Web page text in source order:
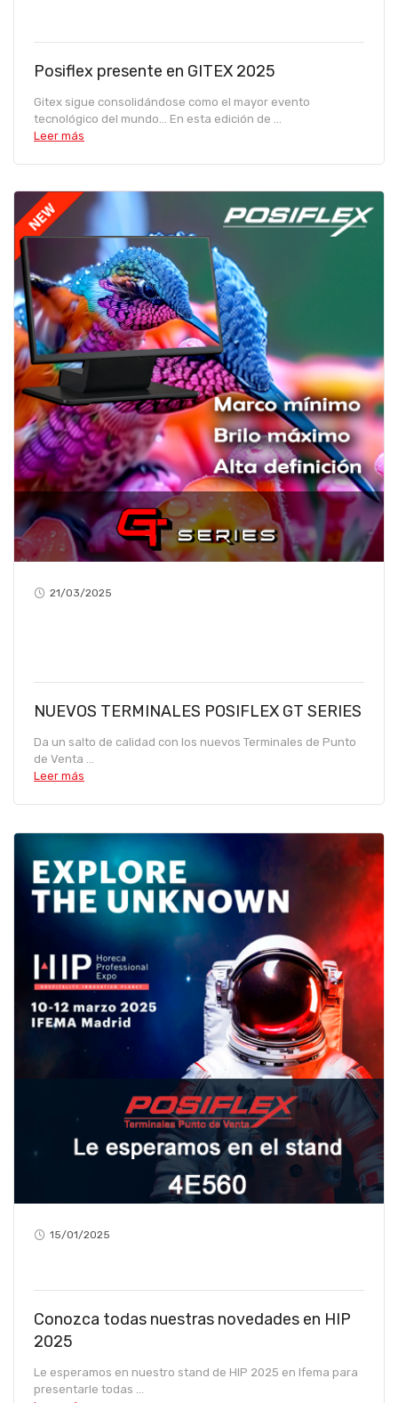
Posiflex presente en GITEX 2025
Gitex sigue consolidándose como el mayor evento
tecnológico del mundo… En esta edición de ...
Leer más
21/03/2025
NUEVOS TERMINALES POSIFLEX GT SERIES
Da un salto de calidad con los nuevos Terminales de Punto
de Venta ...
Leer más
15/01/2025
Conozca todas nuestras novedades en HIP
2025
Le esperamos en nuestro stand de HIP 2025 en Ifema para
presentarle todas ...